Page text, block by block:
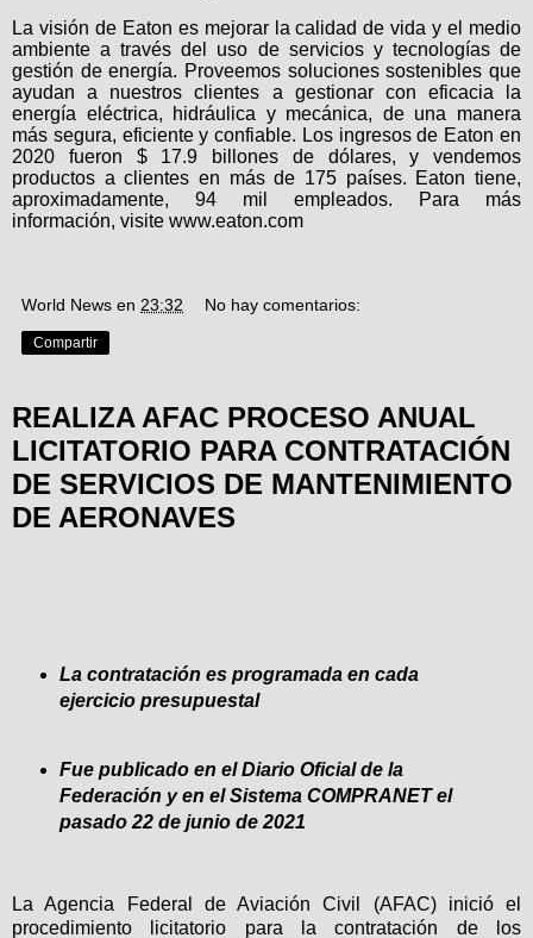
La visión de Eaton es mejorar la calidad de vida y el medio
ambiente a través del uso de servicios y tecnologías de
gestión de energía. Proveemos soluciones sostenibles que
ayudan a nuestros clientes a gestionar con eficacia la
energía eléctrica, hidráulica y mecánica, de una manera
más segura, eficiente y confiable. Los ingresos de Eaton en
2020 fueron $ 17.9 billones de dólares, y vendemos
productos a clientes en más de 175 países. Eaton tiene,
aproximadamente, 94 mil empleados. Para más
información, visite www.eaton.com
World News en 23:32 No hay comentarios:
Compartir
REALIZA AFAC PROCESO ANUAL
LICITATORIO PARA CONTRATACIÓN
DE SERVICIOS DE MANTENIMIENTO
DE AERONAVES
La contratación es programada en cada
ejercicio presupuestal
Fue publicado en el Diario Oficial de la
Federación y en el Sistema COMPRANET el
pasado 22 de junio de 2021
La Agencia Federal de Aviación Civil (AFAC) inició el
procedimiento licitatorio para la contratación de los